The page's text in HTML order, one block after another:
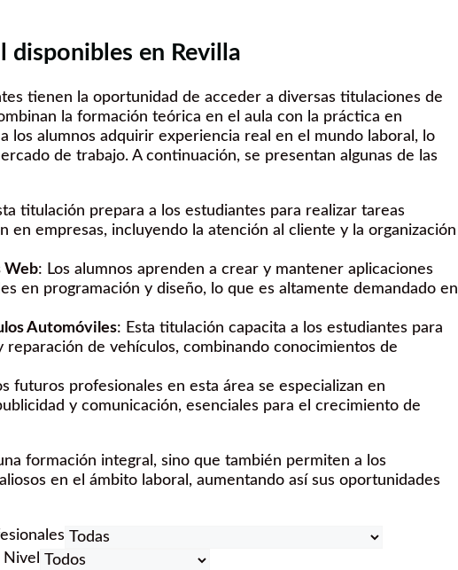
disponibles en Revilla
tienen la oportunidad de acceder a diversas titulaciones de
la formación teórica en el aula con la práctica en
los alumnos adquirir experiencia real en el mundo laboral, lo
de trabajo. A continuación, se presentan algunas de las
titulación prepara a los estudiantes para realizar tareas
en empresas, incluyendo la atención al cliente y la organización
Web: Los alumnos aprenden a crear y mantener aplicaciones
en programación y diseño, lo que es altamente demandado en
Automóviles: Esta titulación capacita a los estudiantes para
reparación de vehículos, combinando conocimientos de
futuros profesionales en esta área se especializan en
y comunicación, esenciales para el crecimiento de
formación integral, sino que también permiten a los
en el ámbito laboral, aumentando así sus oportunidades
Nivel